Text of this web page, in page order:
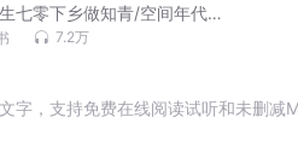
七零下乡做知青/空间年代文/
7.2万
，支持免费在线阅读试听和未删减